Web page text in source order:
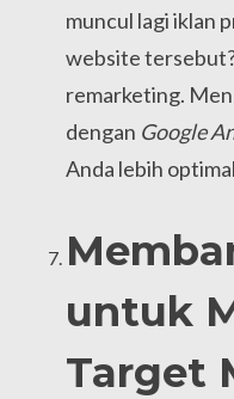
muncul lagi iklan
website
remarketing.
dengan Google
Anda lebih
untuk
Target